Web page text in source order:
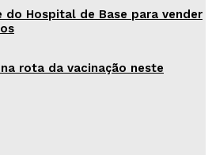
do Hospital de Base para vender
rota da vacinação neste